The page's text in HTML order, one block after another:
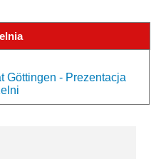
Göttingen - Prezentacja